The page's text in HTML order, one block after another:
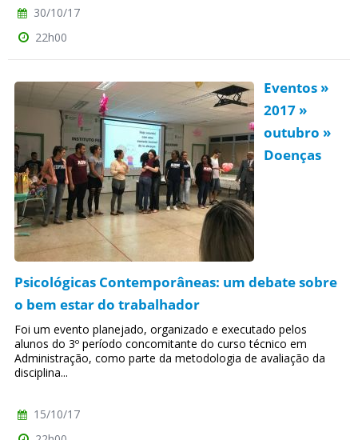
30/10/17
22h00
Eventos »
2017 »
outubro »
Doenças
Psicológicas Contemporâneas: um debate sobre
o bem estar do trabalhador
Foi um evento planejado, organizado e executado pelos
alunos do 3º período concomitante do curso técnico em
Administração, como parte da metodologia de avaliação da
disciplina...
15/10/17